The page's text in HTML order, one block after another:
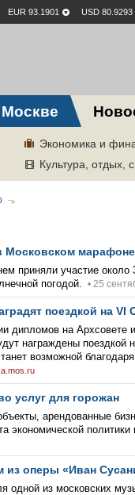
EUR 93.1901 USD 80.9293
Экономика и
Культура, отдых,
Московском марафоне
приняли участие около
погодой. • 25
поездкой на
дипломов на Архсовете
награждены поездкой
возможной
услуг для горожан
арендованные
экономической
оперы «Иван
одной из московских